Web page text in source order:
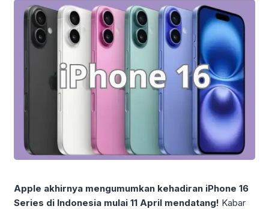
Apple akhirnya mengumumkan kehadiran iPhone 16
Series di Indonesia mulai 11 April mendatang! Kabar